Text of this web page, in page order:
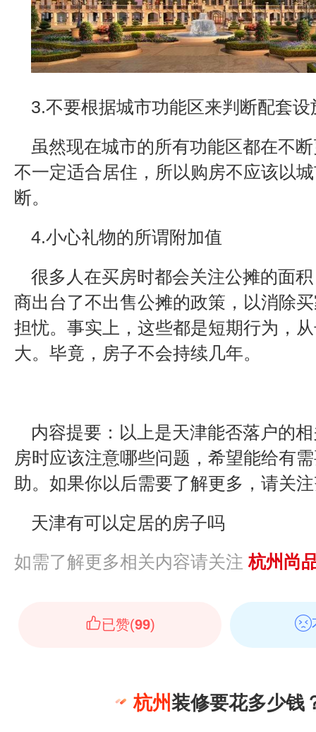
3.不要根据城市功能区来判断配套设
虽然现在城市的所有功能区都在不
不一定适合居住，所以购房不应该以
断。
4.小心礼物的所谓附加值
很多人在买房时都会关注公摊的面
商出台了不出售公摊的政策，以消除
担忧。事实上，这些都是短期行为，
大。毕竟，房子不会持续几年。
内容提要：以上是天津能否落户的
房时应该注意哪些问题，希望能给有
助。如果你以后需要了解更多，请关
天津有可以定居的房子吗
如需了解更多相关内容请关注杭州尚
已赞(99)
杭州装修要花多少钱